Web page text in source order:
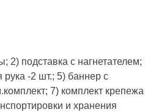
2) подставка с нагнетателем;
рука -2 шт.; 5) баннер с
7) комплект крепежа
и хранения